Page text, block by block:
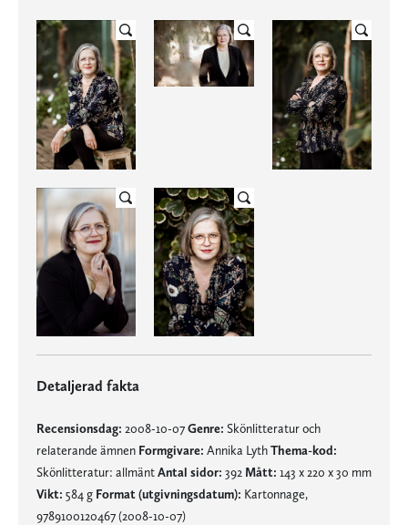
Detaljerad fakta
Recensionsdag: 2008-10-07Genre: Skönlitteratur och
relaterande ämnen Formgivare: Annika LythThema-kod:
Skönlitteratur: allmäntAntal sidor: 392 Mått: 143 x 220 x 30 mm
Vikt: 584 g Format (utgivningsdatum): Kartonnage,
9789100120467 (2008-10-07)